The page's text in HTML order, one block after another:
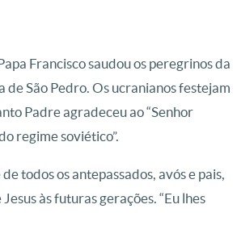
Francisco saudou os peregrinos da
São Pedro. Os ucranianos festejam
Padre agradeceu ao “Senhor
regime soviético”.
todos os antepassados, avós e pais,
às futuras gerações. “Eu lhes